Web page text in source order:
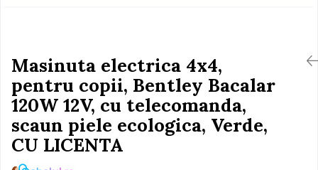
Caluti balansoar
Interactive, educative si
muzicale
Ateliere si unelte
Blocuri de constructie
Perioada Sarcinii
Pompe de san
Sisteme De Purtare
Masinuta electrica 4x4,
pentru copii, Bentley Bacalar
120W 12V, cu telecomanda,
scaun piele ecologica, Verde,
CU LICENTA